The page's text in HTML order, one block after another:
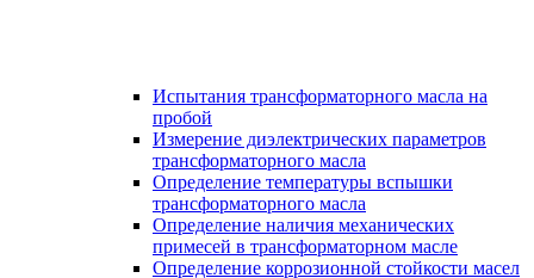
Испытания трансформаторного масла на
пробой
Измерение диэлектрических параметров
трансформаторного масла
Определение температуры вспышки
трансформаторного масла
Определение наличия механических
примесей в трансформаторном масле
Определение коррозионной стойкости масел